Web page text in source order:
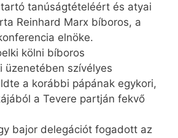
tanúságtételéért és atyai
Reinhard Marx bíboros, a
elnöke.
kölni bíboros
üzenetében szívélyes
a korábbi pápának egykori,
a Tevere partján fekvő
bajor delegációt fogadott az